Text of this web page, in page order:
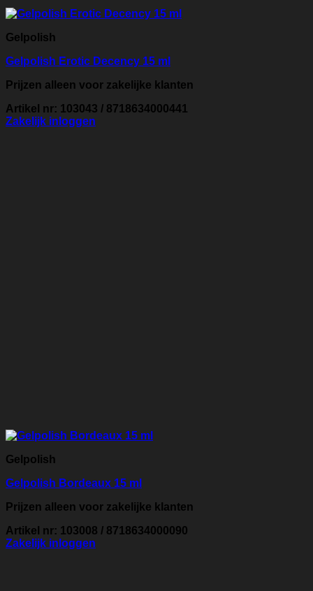
Gelpolish
Gelpolish Erotic Decency 15 ml
Prijzen alleen voor zakelijke klanten
Artikel nr: 103043 / 8718634000441
Zakelijk inloggen
Gelpolish
Gelpolish Bordeaux 15 ml
Prijzen alleen voor zakelijke klanten
Artikel nr: 103008 / 8718634000090
Zakelijk inloggen